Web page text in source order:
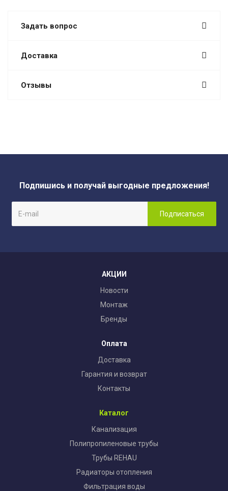
Задать вопрос
Доставка
Отзывы
Подпишись и получай выгодные предложения!
АКЦИИ
Новости
Монтаж
Бренды
Оплата
Доставка
Гарантия и возврат
Контакты
Каталог
Канализация
Полипропиленовые трубы
Трубы REHAU
Радиаторы отопления
Фильтрация воды